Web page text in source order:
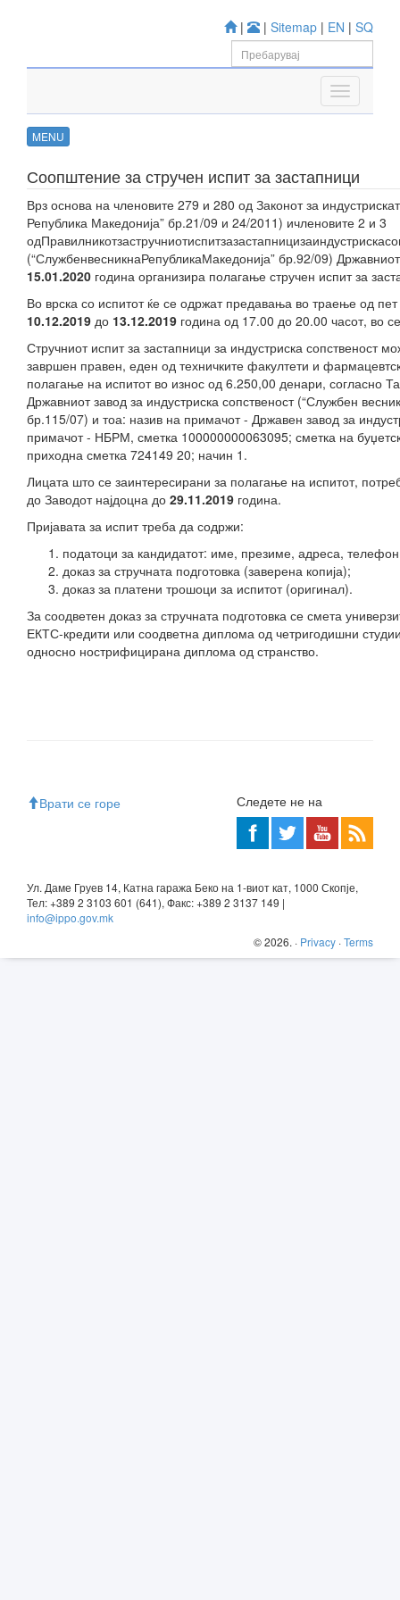
| | Sitemap | EN | SQ
MENU
Соопштение за стручен испит за застапници
Врз основа на членовите 279 и 280 од Законот за
Република Македонија” бр.21/09 и 24/2011) ичленовите 2 и 3
(“СлужбенвесникнаРепубликаМакедонија” бр.92/09)
15.01.2020 година организира полагање стручен испит за
Во врска со испитот ќе се одржат предавања во траење од
10.12.2019 до 13.12.2019 година од 17.00 до 20.00 часот, во
Стручниот испит за застапници за индустриска сопственост
завршен правен, еден од техничките факултети и
полагање на испитот во износ од 6.250,00 денари, согласно
Државниот завод за индустриска сопственост (“Службен
бр.115/07) и тоа: назив на примачот - Државен завод за
примачот - НБРМ, сметка 100000000063095; сметка на
приходна сметка 724149 20; начин 1.
Лицата што се заинтересирани за полагање на испитот,
до Заводот најдоцна до 29.11.2019 година.
Пријавата за испит треба да содржи:
податоци за кандидатот: име, презиме, адреса,
доказ за стручната подготовка (заверена копија);
доказ за платени трошоци за испитот (оригинал).
За соодветен доказ за стручната подготовка се смета
ЕКТС-кредити или соодветна диплома од четригодишни
односно нострифицирана диплома од странство.
Врати се горе Следете не на
Ул. Даме Груев 14, Катна гаража Беко на 1-виот кат, 1000 Скопје,
Тел: +389 2 3103 601 (641), Факс: +389 2 3137 149 |
info@ippo.gov.mk
©2026. · Privacy ·Terms